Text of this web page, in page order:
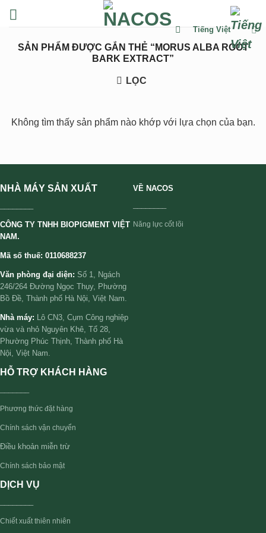
đến
dung
Tiếng Việt
SẢN PHẨM ĐƯỢC GẮN THẺ “MORUS ALBA ROOT
BARK EXTRACT”
LỌC
Không tìm thấy sản phẩm nào khớp với lựa chọn của bạn.
NHÀ MÁY SẢN XUẤT
CÔNG TY TNHH BIOPIGMENT VIỆT
NAM.
Mã số thuế: 0110688237
Văn phòng đại diện: Số 1, Ngách
246/264 Đường Ngọc Thụy, Phường
Bồ Đề, Thành phố Hà Nội, Việt Nam.
Nhà máy: Lô CN3, Cụm Công nghiệp
vừa và nhỏ Nguyên Khê, Tổ 28,
Phường Phúc Thịnh, Thành phố Hà
Nội, Việt Nam.
VỀ NACOS
Năng lực cốt lõi
HỖ TRỢ KHÁCH HÀNG
Phương thức đặt hàng
Chính sách vận chuyển
Điều khoản miễn trừ
Chính sách bảo mật
DỊCH VỤ
Chiết xuất thiên nhiên